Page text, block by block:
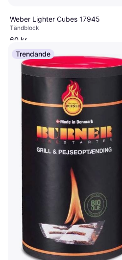
Weber Lighter Cubes 17945
Tändblock
60 kr
Trendande